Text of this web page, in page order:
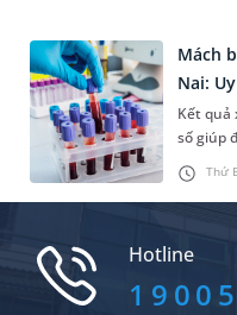
Thứ
Mách
Nai:
Kết quả
số giúp
người.
khám
Đồng
lượng
Hotline